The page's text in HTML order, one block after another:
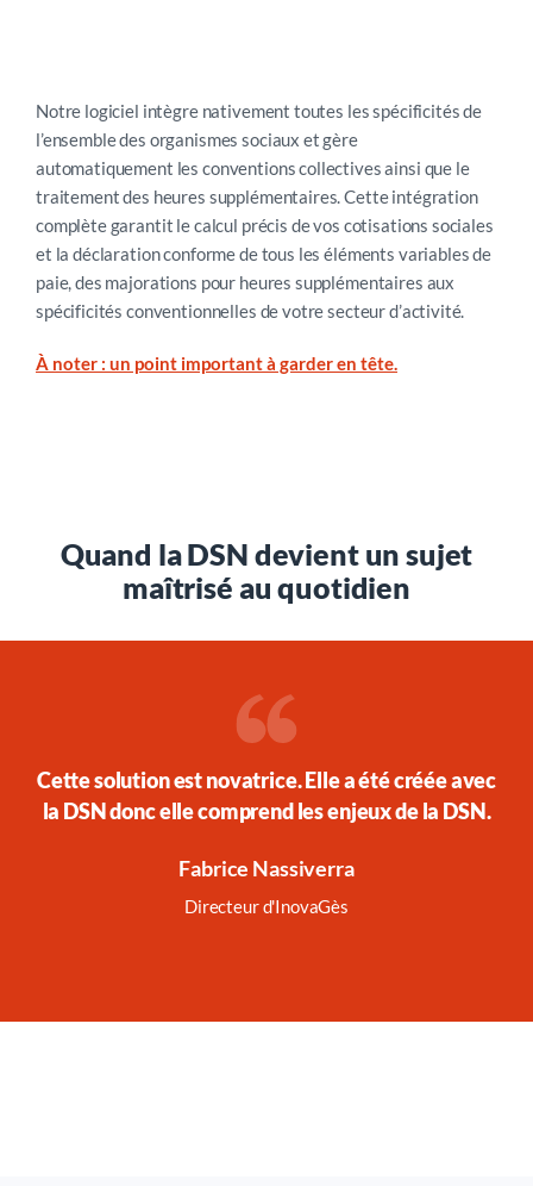
Notre logiciel intègre nativement toutes lesspécificités de
l’ensemble des organismes sociaux et gère
automatiquement les conventions collectives ainsi que le
traitement des heures supplémentaires. Cette intégration
complète garantit le calcul précis de vos cotisations sociales
et la déclaration conforme de tous les éléments variables de
paie, des majorations pour heures supplémentaires aux
spécificités conventionnelles de votre secteur d’activité.
Bon à savoir :Avec la mise en place de la DSN de
conformité parfaite, protégeant ainsi les droits sociaux de
vos salariés tout en sécurisant votre gestion administrative.
À noter : un point important à garder en tête.
Quand la DSN devient un sujet
maîtrisé au quotidien
Cette solution est novatrice. Elle a été créée avec
la DSN donc elle comprend les enjeux de la DSN.
Fabrice Nassiverra
Directeur d'InovaGès